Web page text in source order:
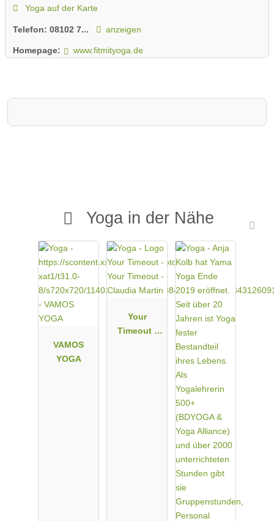
Yoga auf der Karte
Telefon: 08102 7... anzeigen
Homepage: www.fitmityoga.de
Yoga in der Nähe
VAMOS
YOGA
Your
Timeout -